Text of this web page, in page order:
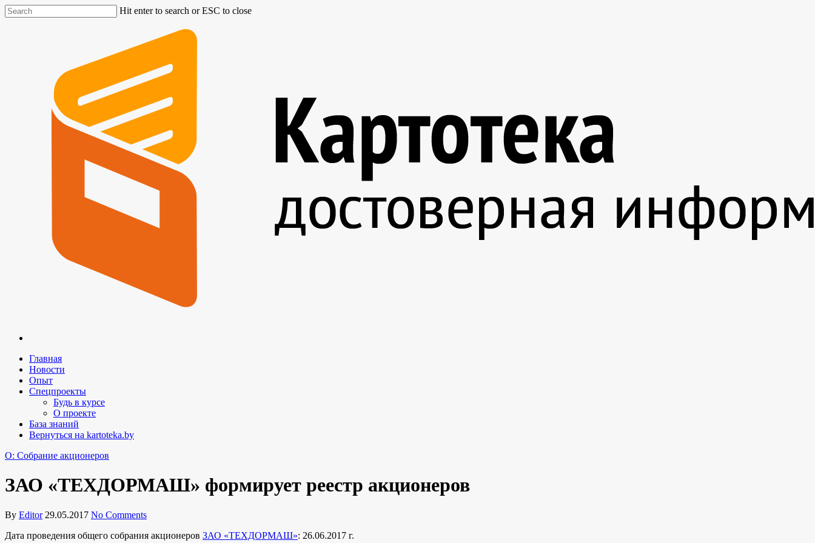
Hit enter to search or ESC to close
Главная
Новости
Опыт
Спецпроекты
Будь в курсе
О проекте
База знаний
Вернуться на kartoteka.by
O: Собрание акционеров
ЗАО «ТЕХДОРМАШ» формирует реестр акционеров
By Editor 29.05.2017 No Comments
Дата проведения общего собрания акционеров ЗАО «ТЕХДОРМАШ»: 26.06.2017 г.